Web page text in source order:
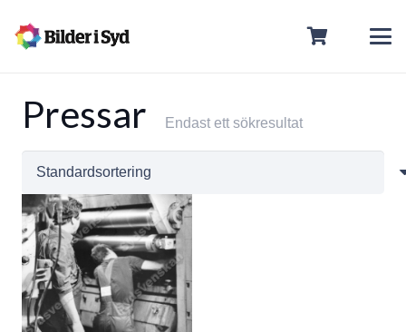
Pressar Endast ett sökresultat